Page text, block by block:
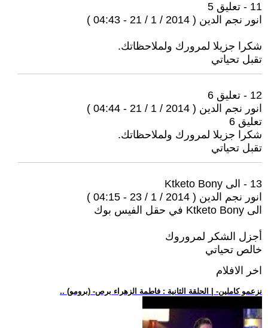
11 - تعليق 5
انور نجم الدين ( 2014 / 1 / 21 - 04:43 )
شكرا جزيلا لمرورك ولملاحظاتك.
تقبل تحياتي
12 - تعليق 6
انور نجم الدين ( 2014 / 1 / 21 - 04:44 )
تعليق 6
شكرا جزيلا لمرورك ولملاحظاتك.
تقبل تحياتي
13 - الى Ktketo Bony
انور نجم الدين ( 2014 / 1 / 23 - 04:15 )
الى Ktketo Bony في حقل الفيس بوك
أجزل الشكر لمروروك
خالص تحياتي
اخر الافلام
.. (برومو) -نزعمو كاملين- | الحلقة الثانية : فاطمة الزهراء برص